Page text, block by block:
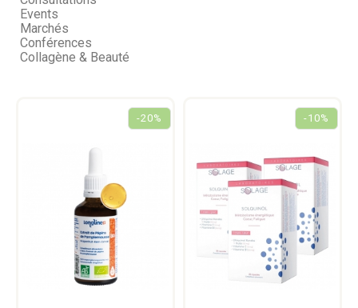
Events
Marchés
Conférences
Collagène & Beauté
-20% -10%